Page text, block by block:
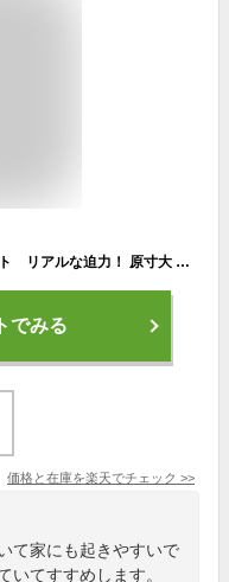
SVDスナイパーライフル ペーパークラフト リアルな迫力！ 原寸大 1：1スケール
でみる
価格と在庫を楽天でチェック >>
て家にも起きやすいで
いてすすめします。